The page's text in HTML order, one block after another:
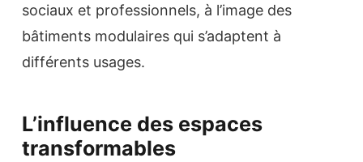
sociaux et professionnels, à l’image des
bâtiments modulaires qui s’adaptent à
différents usages.
L’influence des espaces
transformables